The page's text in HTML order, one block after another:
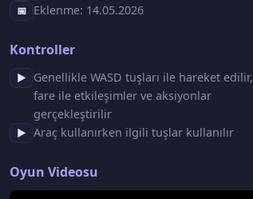
📅 Eklenme: 14.05.2026
Kontroller
▶
Genellikle WASD tuşları ile hareket edilir,
fare ile etkileşimler ve aksiyonlar
gerçekleştirilir
▶ Araç kullanırken ilgili tuşlar kullanılır
Oyun Videosu